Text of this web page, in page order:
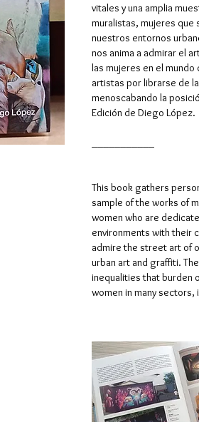
vitales y una amplia
muralistas, mujeres que
nuestros entornos
nos anima a admirar el
las mujeres en el
artistas por librarse de
menoscabando la
Edición de Diego López.
This book gathers
sample of the works of
women who are
environments with their
admire the street art of
urban art and graffiti.
inequalities that burden
women in many